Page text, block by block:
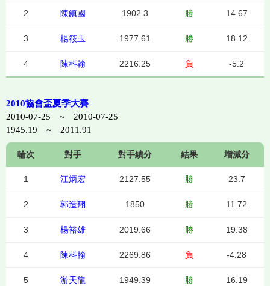
2 陳鎮國 1902.3 勝 14.67
3 楊筱玉 1977.61 勝 18.12
4 陳科翰 2216.25 負 -5.2
2010協會盃夏季大賽
2010-07-25 ~ 2010-07-25
1945.19 ~ 2011.91
輪次 對手 對手績分 結果 增減分
1 江炳宏 2127.55 勝 23.7
2 郭造翔 1850 勝 11.72
3 楊裕雄 2019.66 勝 19.38
4 陳科翰 2269.86 負 -4.28
5 游天龍 1949.39 勝 16.19